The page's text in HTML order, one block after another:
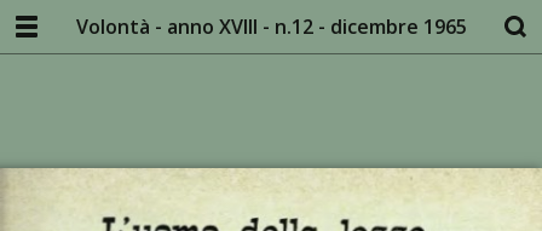
Volontà - anno XVIII - n.12 - dicembre 1965